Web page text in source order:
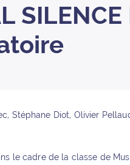
Stéphane Diot, Olivier
le cadre de la classe de